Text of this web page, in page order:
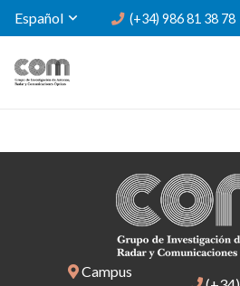
Español (+34) 986 81 38 78
Campus